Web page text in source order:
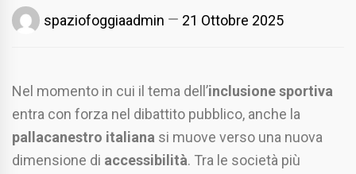
spaziofoggiaadmin 21 Ottobre 2025
Nel momento in cui il tema dell’inclusione sportiva
entra con forza nel dibattito pubblico, anche la
pallacanestro italiana si muove verso una nuova
dimensione di accessibilità. Tra le società più